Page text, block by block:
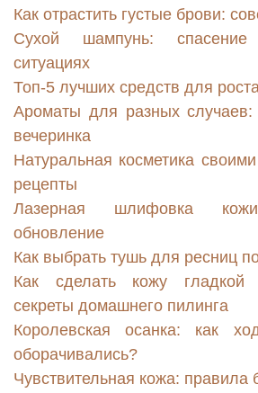
Как отрастить густые брови:
Сухой шампунь:
ситуациях
Топ-5 лучших средств для
Ароматы для разных
вечеринка
Натуральная косметика
рецепты
Лазерная шлифовка
обновление
Как выбрать тушь для ресниц
Как сделать кожу гладкой
секреты домашнего пилинга
Королевская осанка: как
оборачивались?
Чувствительная кожа: правила